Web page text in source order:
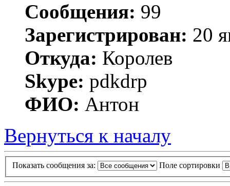
Сообщения: 99
Зарегистрирован: 20
Откуда: Королев
Skype: pdkdrp
ФИО: Антон
Вернуться к началу
Показать сообщения за: Поле сортировки